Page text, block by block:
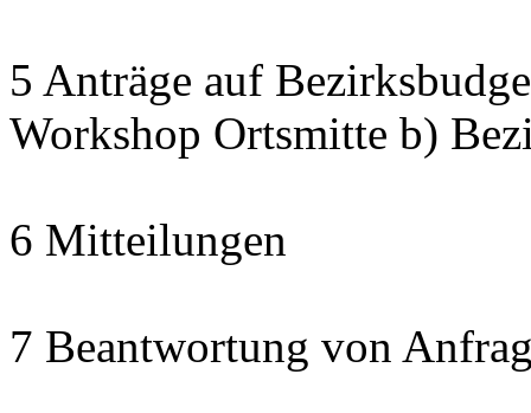
5 Anträge auf
Workshop Ortsmitte b)
6 Mitteilungen
7 Beantwortung von